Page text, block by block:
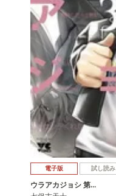
電子版 試し読み
ウラアカジョシ 第…